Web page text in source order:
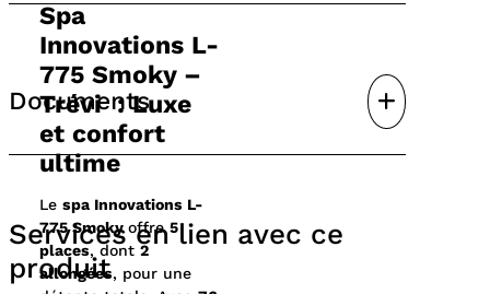
Spa
Innovations L-
775 Smoky –
Trévi : Luxe
et confort
ultime
Lespa Innovations L-
775 Smokyoffre5
places, dont2
allongées, pour une
Livraison incluse (Région de Sherbrooke)
Couvert inclus
Accessoires inclus
Disjoncteur inclus
Documents
Trevi-brochure-spa
Services en lien avec ce
produit